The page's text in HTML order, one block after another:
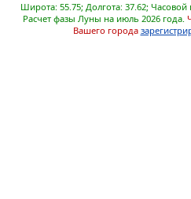
Широта: 55.75; Долгота: 37.62; Часовой
Расчет фазы Луны на июль 2026 года.
Вашего города